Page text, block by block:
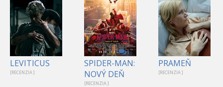
LEVITICUS
[RECENZIA ]
1
SPIDER-MAN:
NOVÝ DEŇ
[RECENZIA ]
PRAMEŇ
[RECENZIA ]